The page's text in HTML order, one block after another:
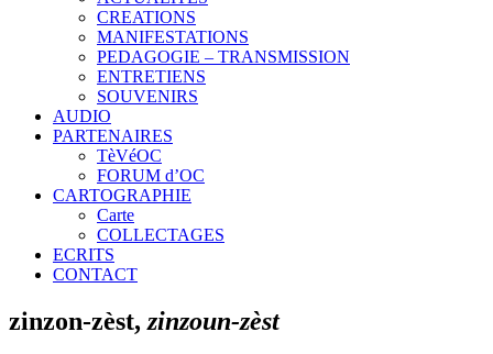
CREATIONS
MANIFESTATIONS
PEDAGOGIE – TRANSMISSION
ENTRETIENS
SOUVENIRS
AUDIO
PARTENAIRES
TèVéOC
FORUM d’OC
CARTOGRAPHIE
Carte
COLLECTAGES
ECRITS
CONTACT
zinzon-zèst, zinzoun-zèst